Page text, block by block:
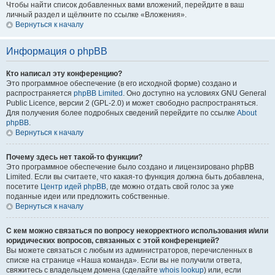
Чтобы найти список добавленных вами вложений, перейдите в ваш
личный раздел и щёлкните по ссылке «Вложения».
Вернуться к началу
Информация о phpBB
Кто написал эту конференцию?
Это программное обеспечение (в его исходной форме) создано и
распространяется phpBB Limited . Оно доступно на условиях GNU General
Public Licence, версии 2 (GPL-2.0) и может свободно распространяться.
Для получения более подробных сведений перейдите по ссылке About
phpBB.
Вернуться к началу
Почему здесь нет такой-то функции?
Это программное обеспечение было создано и лицензировано phpBB
Limited. Если вы считаете, что какая-то функция должна быть добавлена,
посетите Центр идей phpBB, где можно отдать свой голос за уже
поданные идеи или предложить собственные.
Вернуться к началу
С кем можно связаться по вопросу некорректного использования и/или
юридических вопросов, связанных с этой конференцией?
Вы можете связаться с любым из администраторов, перечисленных в
списке на странице «Наша команда». Если вы не получили ответа,
свяжитесь с владельцем домена (сделайте whois lookup) или, если